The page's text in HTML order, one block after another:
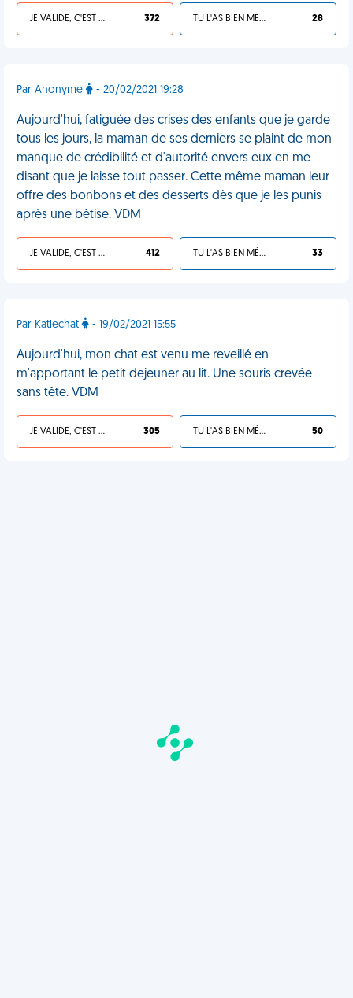
JE VALIDE, C'EST UNE VDM 372 TU L'AS BIEN MÉRITÉ 28
Par Anonyme - 20/02/2021 19:28
Aujourd'hui, fatiguée des crises des enfants que je garde
tous les jours, la maman de ses derniers se plaint de mon
manque de crédibilité et d'autorité envers eux en me
disant que je laisse tout passer. Cette même maman leur
offre des bonbons et des desserts dès que je les punis
après une bêtise. VDM
JE VALIDE, C'EST UNE VDM 412 TU L'AS BIEN MÉRITÉ 33
Par Katlechat - 19/02/2021 15:55
Aujourd'hui, mon chat est venu me reveillé en
m'apportant le petit dejeuner au lit. Une souris crevée
sans tête. VDM
JE VALIDE, C'EST UNE VDM 305 TU L'AS BIEN MÉRITÉ 50